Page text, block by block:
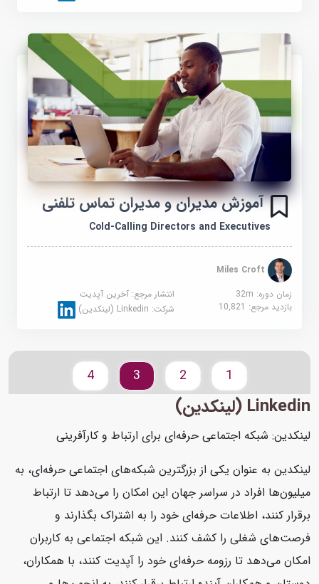
آموزش مدیران و مدیران تماس تلفنی
Cold-Calling Directors and Executives
Miles Croft
زمان دوره: 32m
انتشار مرجع:آخرین آپدیت
بازدید مرجع:10,821 شرکت:Linkedin (لینکدین)
Linkedin (لینکدین)
لینکدین: شبکه اجتماعی حرفه‌ای برای ارتباط و کارآفرینی
لینکدین به عنوان یکی از بزرگترین شبکه‌های اجتماعی حرفه‌ای، به
میلیون‌ها افراد در سراسر جهان این امکان را می‌دهد تا ارتباط
برقرار کنند، اطلاعات حرفه‌ای خود را به اشتراک بگذارند و
فرصت‌های شغلی را کشف کنند. این شبکه اجتماعی به کاربران
امکان می‌دهد تا رزومه حرفه‌ای خود را آپدیت کنند، با همکاران،